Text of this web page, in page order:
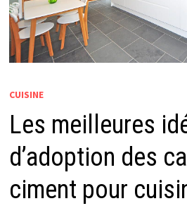
CUISINE
Les meilleures
d’adoption des
ciment pour